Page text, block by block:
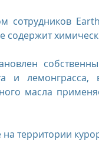
сотрудников
содержит
и
масла
территории